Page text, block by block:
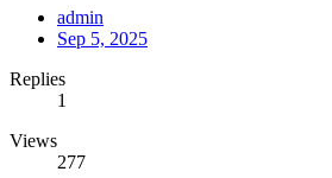
admin
Sep 5, 2025
Replies
1
Views
277